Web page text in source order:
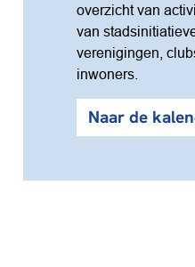
overzicht van
van
verenigingen,
inwoners.
Naar de